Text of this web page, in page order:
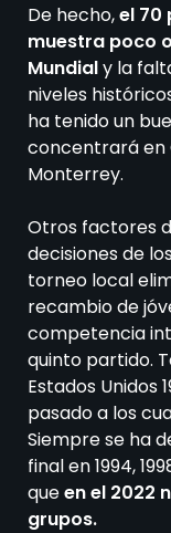
De hecho,el 70
muestra poco
Mundialy la
niveles
ha tenido un
concentrará en
Monterrey.
Otros factores
decisiones de
torneo local
recambio de
competencia
quinto partido.
Estados Unidos
pasado a los
Siempre se ha
final en 1994,
queen el 2022
grupos.